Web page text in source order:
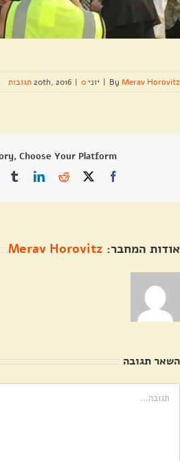
By Merav Horovitz
| יוני 20th, 2016 | 0 תגובות
Choose Your Platform!
Facebook
X
Reddit
אודות המחבר: Merav Horovitz
השאר תגובה